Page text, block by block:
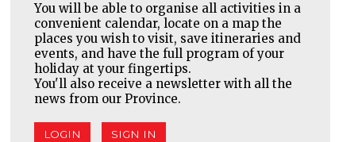
You will be able to organise all activities in a
convenient calendar, locate on a map the
places you wish to visit, save itineraries and
events, and have the full program of your
holiday at your fingertips.
You'll also receive a newsletter with all the
news from our Province.
LOGIN SIGN IN